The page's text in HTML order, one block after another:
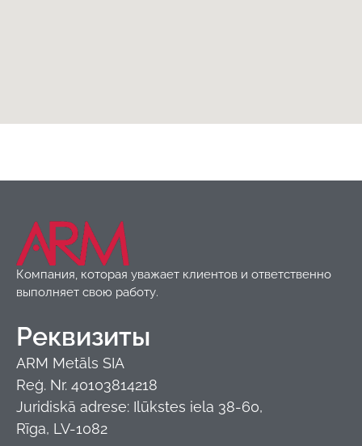
Компания, которая уважает клиентов и ответственно
выполняет свою работу.
Реквизиты
ARM Metāls SIA
Reģ. Nr. 40103814218
Juridiskā adrese: Ilūkstes iela 38-60,
Rīga, LV-1082